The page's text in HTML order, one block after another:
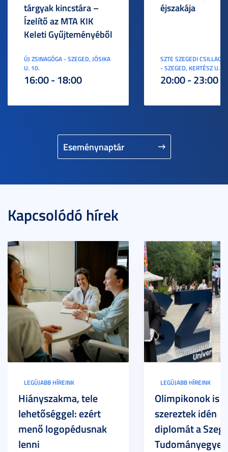
Eseménynaptár
tárgyak kincstára –
Ízelítő az MTA KIK
Keleti Gyűjteményéből
ÚJ ZSINAGÓGA - SZEGED, JÓSIKA
U. 10.
16:00 - 18:00
éjszakája
SZTE SZEGEDI
- SZEGED, KERTÉSZ U. 3.
20:00 - 23:00
Kapcsolódó hírek
LEGÚJABB HÍREINK
Hiányszakma, tele
lehetőséggel: ezért
menő logopédusnak
lenni
LEGÚJABB HÍREINK
Olimpikonok is
szereztek idén
diplomát a